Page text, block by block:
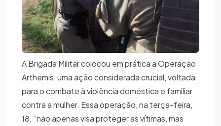
A Brigada Militar colocou em prática a Operação
Arthemis, uma ação considerada crucial, voltada
para o combate à violência doméstica e familiar
contra a mulher. Essa operação, na terça-feira,
18, “não apenas visa proteger as vítimas, mas